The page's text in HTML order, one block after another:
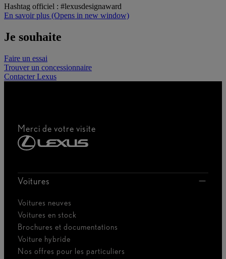
Hashtag officiel : #lexusdesignaward
En savoir plus (Opens in new window)
Je souhaite
Faire un essai
Trouver un concessionnaire
Contacter Lexus
Merci de votre visite
Voitures
Voitures neuves
Voitures en stock
Brochures et documentations
Voiture hybride
Nos offres pour les particuliers